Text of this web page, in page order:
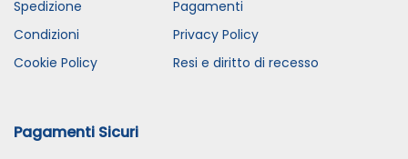
Spedizione
Pagamenti
Condizioni
Privacy Policy
Cookie Policy
Resi e diritto di recesso
Pagamenti Sicuri